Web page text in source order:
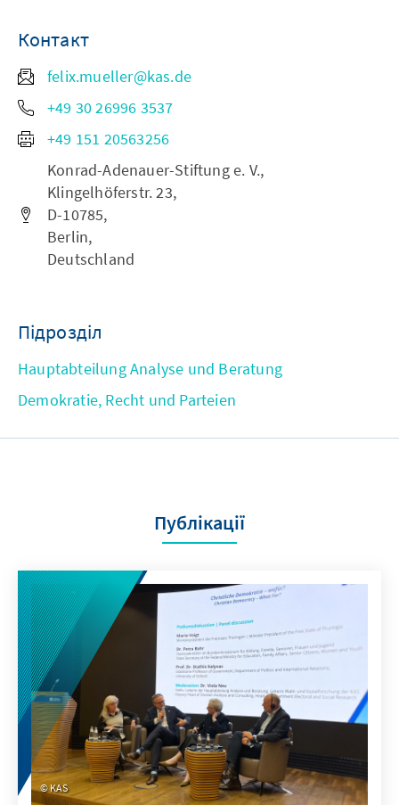
Контакт
felix.mueller@kas.de
+49 30 26996 3537
+49 151 20563256
Konrad-Adenauer-Stiftung e. V.,
Klingelhöferstr. 23,
D-10785,
Berlin,
Deutschland
Підрозділ
Hauptabteilung Analyse und Beratung
Demokratie, Recht und Parteien
Публікації
KAS